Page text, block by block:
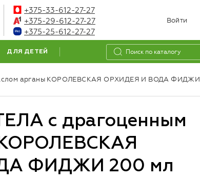
+375-33-612-27-27
+375-29-612-27-27
+375-25-612-27-27
Войти
ДЛЯ ДЕТЕЙ
арганы КОРОЛЕВСКАЯ ОРХИДЕЯ И ВОДА ФИДЖИ
с драгоценным
ФИДЖИ 200 мл